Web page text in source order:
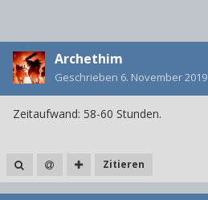
Archethim
Geschrieben 6. November 2019
Zeitaufwand: 58-60 Stunden.
Zitieren